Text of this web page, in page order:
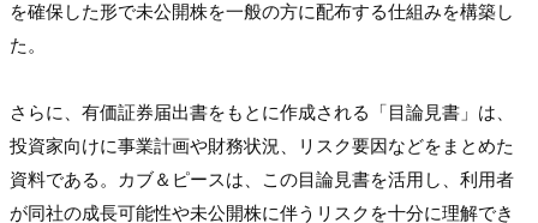
を確保した形で未公開株を一般の方に配布する仕組みを構築し
た。
さらに、有価証券届出書をもとに作成される「目論見書」は、
投資家向けに事業計画や財務状況、リスク要因などをまとめた
資料である。カブ＆ピースは、この目論見書を活用し、利用者
が同社の成長可能性や未公開株に伴うリスクを十分に理解でき